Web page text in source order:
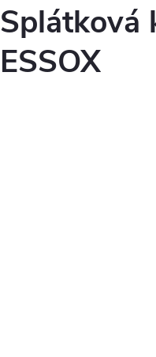
Splátková
ESSOX